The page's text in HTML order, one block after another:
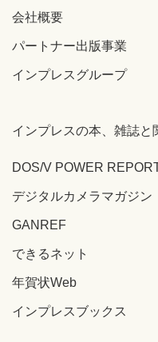
会社概要
パートナー出版事業
インプレスグループ
インプレスの本、雑誌と
DOS/V POWER
デジタルカメラマガジン
GANREF
できるネット
年賀状Web
インプレスブックス